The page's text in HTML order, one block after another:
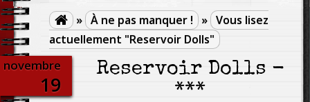
 » À ne pas manquer ! » Vous lisez
actuellement "Reservoir Dolls"
novembre
19
Reservoir Dolls -
***